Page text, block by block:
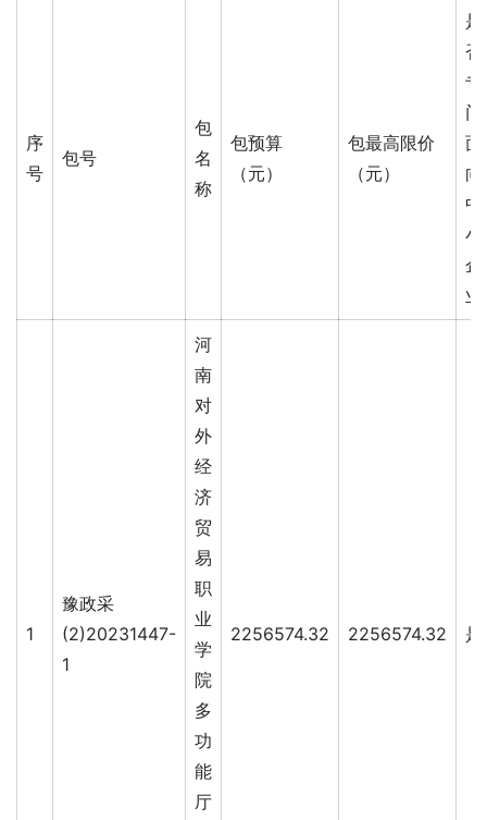
序
号
包号
包
名
称
包预算
（元）
包最高限价
（元）
是
否
专
门
面
向
中
小
企
业
1
豫政采
(2)20231447-
1
河
南
对
外
经
济
贸
易
职
业
学
院
多
功
能
厅
2256574.32 2256574.32 是